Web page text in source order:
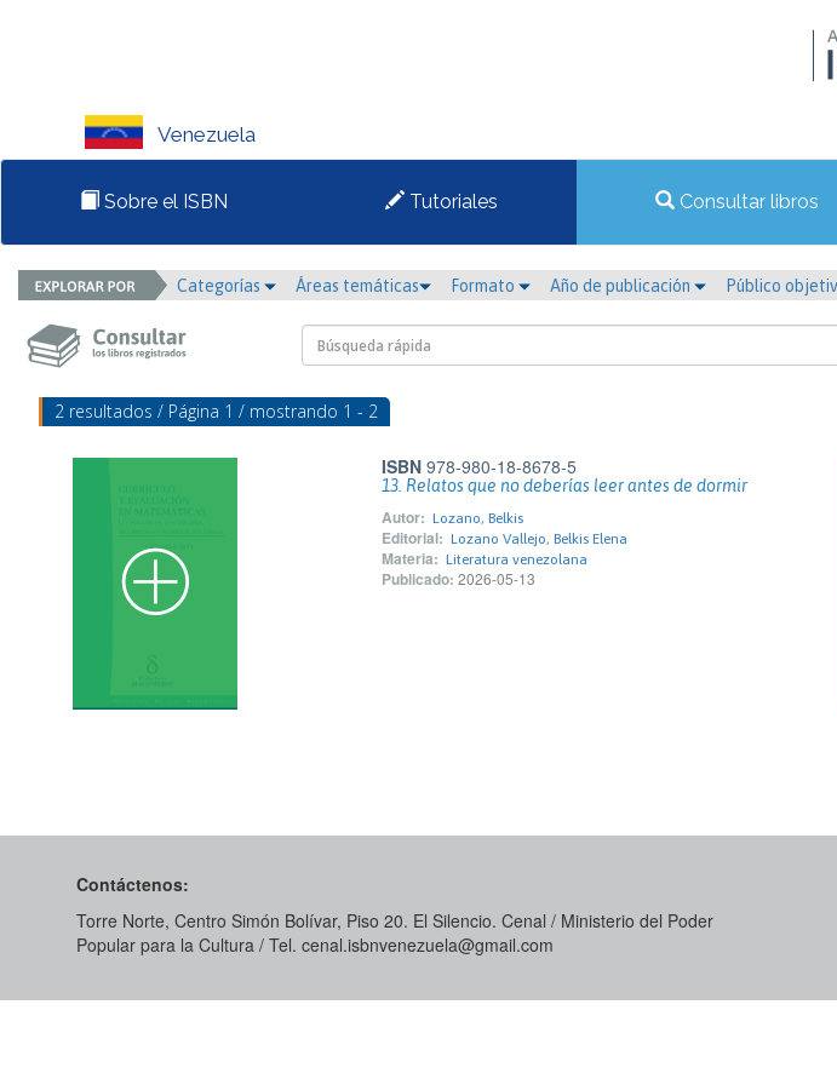
Venezuela
Sobre el ISBN Tutoriales Consultar libros
Categorías Áreas temáticas Formato Año de publicación Público
2 resultados / Página 1 / mostrando 1 - 2
ISBN 978-980-18-8678-5
13. Relatos que no deberías leer antes de dormir
Autor: Lozano, Belkis
Editorial: Lozano Vallejo, Belkis Elena
Materia: Literatura venezolana
Publicado: 2026-05-13
Contáctenos:
Torre Norte, Centro Simón Bolívar, Piso 20. El Silencio. Cenal / Ministerio del Poder
Popular para la Cultura / Tel. cenal.isbnvenezuela@gmail.com